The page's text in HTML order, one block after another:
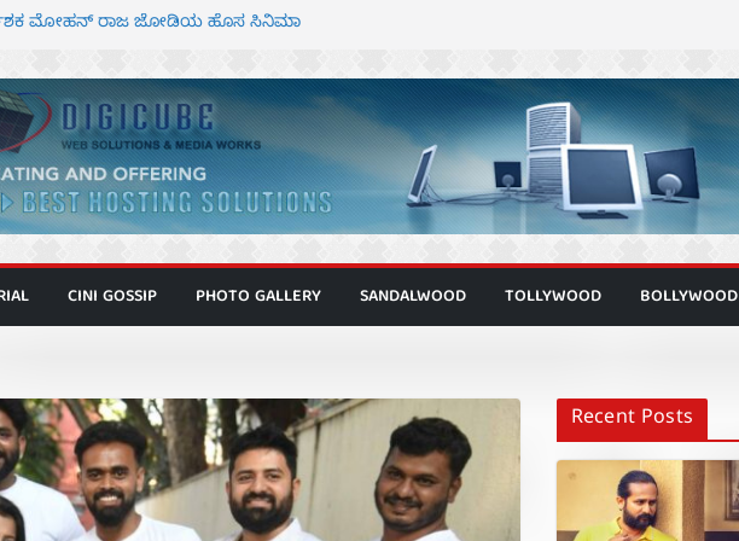
ಮಿತ್ರ ಅಭಿನಯದ “ಮಹಾನ್” ಫಸ್ಟ್ ಲುಕ್
ಕಿಟ್ಟಿ – ಮೇಘನಾರಾಜ್ ಅಭಿನಯದ “ಅಮರ್ಥ” ಚಿತ್ರ
ಅಜೇಯಂ” ಹಾಡಿದ ದೃಶ್ಯ ವೈಭವ
ಅಭಿನಯದ ‘ಬಾಸ್’ ಚಿತ್ರ ತೆರೆಗೆ
CINI GOSSIP PHOTO GALLERY SANDALWOOD TOLLYWOOD BOLLYWOOD
Recent Posts